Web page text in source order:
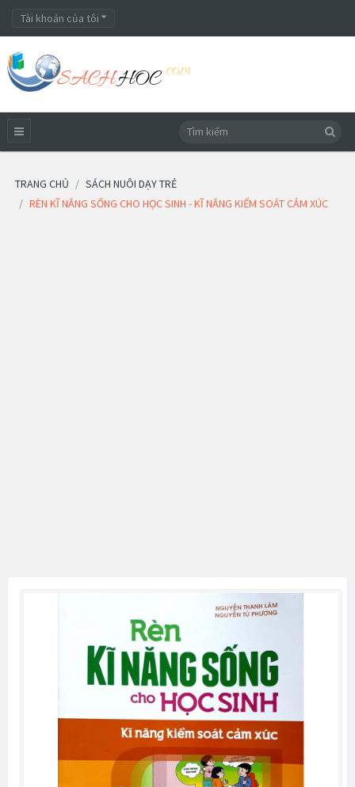
Tài khoản của tôi
TRANG CHỦ
SÁCH NUÔI DẠY TRẺ
RÈN KĨ NĂNG SỐNG CHO HỌC SINH - KĨ NĂNG KIỂM SOÁT CẢM XÚC